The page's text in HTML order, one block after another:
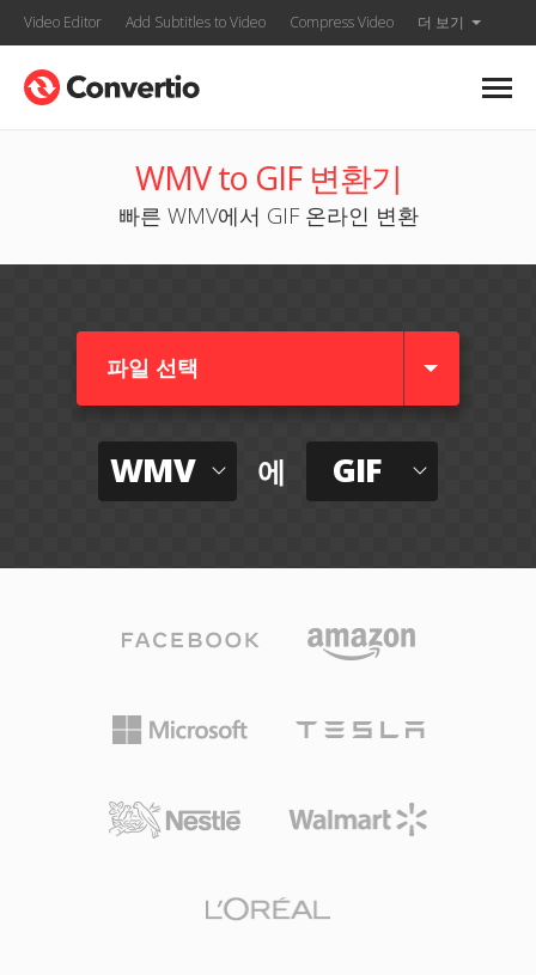
Video Editor Add Subtitles to Video Compress Video 더 보기
WMV to GIF 변환기
빠른 WMV에서 GIF 온라인 변환
파일 선택
WMV 에 GIF